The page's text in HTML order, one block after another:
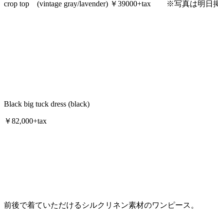
crop top (vintage gray/lavender) ￥39000+tax ※写真は明日
Black big tuck dress (black)
￥82,000+tax
前後で着ていただけるシルクリネン素材のワンピース。